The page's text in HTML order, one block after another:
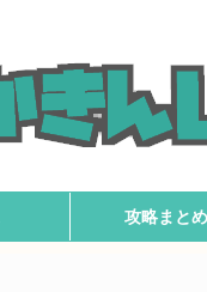
攻略まとめ